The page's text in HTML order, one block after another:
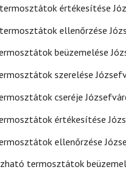
értékesítése
ellenőrzése
beüzemelése
szerelése
cseréje
értékesítése
ellenőrzése
termosztátok